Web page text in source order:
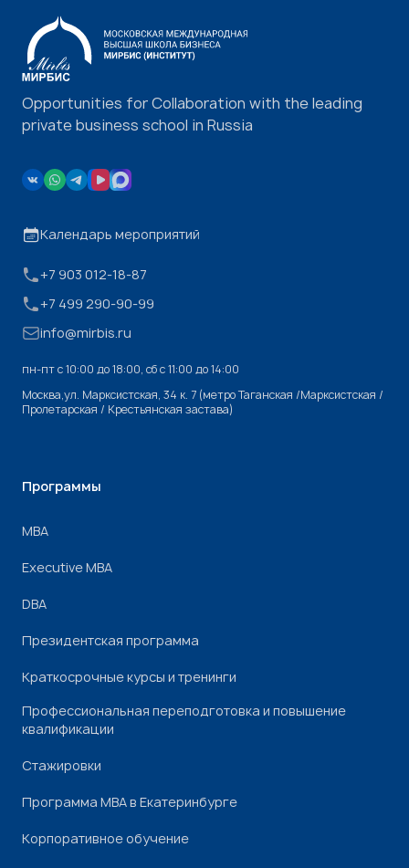
Opportunities for Collaboration with the leading
private business school in Russia
Календарь мероприятий
+7 903 012-18-87
+7 499 290-90-99
info@mirbis.ru
пн-пт с 10:00 до 18:00, cб с 11:00 до 14:00
Москва,ул. Марксистская, 34 к. 7 (метро Таганская /Марксистская /
Пролетарская / Крестьянская застава)
Программы
МВА
Executive MBA
DBA
Президентская программа
Краткосрочные курсы и тренинги
Профессиональная переподготовка и повышение
квалификации
Стажировки
Программа МВА в Екатеринбурге
Корпоративное обучение